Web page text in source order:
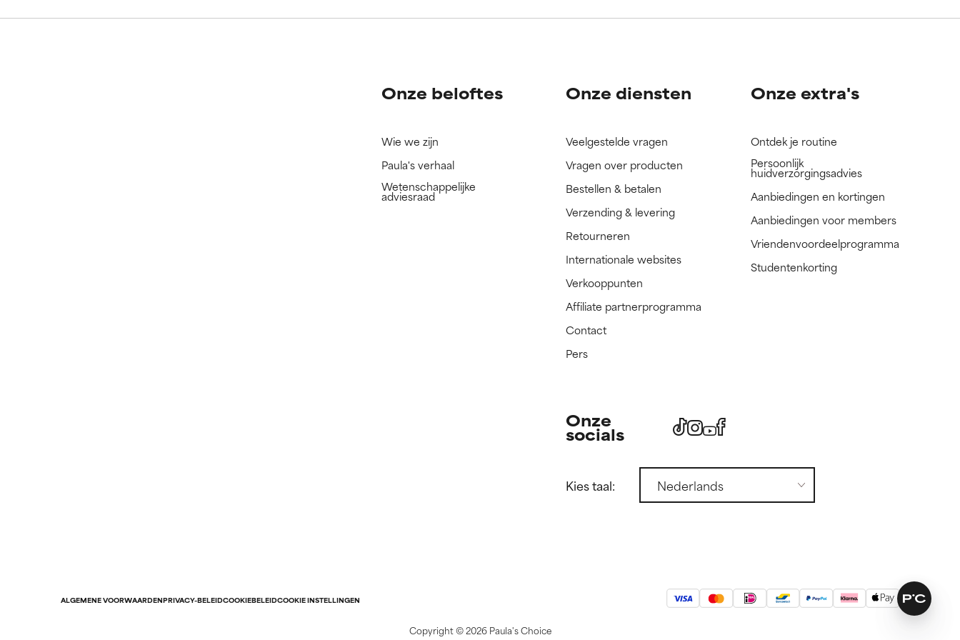
We hebben dit ingrediënt nog niet beoordeeld omdat we het onderzoek ernaar nog niet
We hebben dit ingrediënt nog niet beoordeeld omdat we het onderzoek ernaar nog niet
Onze beloftes
Wie we zijn
Paula's verhaal
Wetenschappelijke
adviesraad
Onze diensten
Veelgestelde vragen
Vragen over producten
Bestellen & betalen
Verzending & levering
Retourneren
Internationale websites
Verkooppunten
Affiliate partnerprogramma
Contact
Pers
Onze extra's
Ontdek je routine
Persoonlijk
huidverzorgingsadvies
Aanbiedingen en kortingen
Aanbiedingen voor members
Vriendenvoordeelprogramma
Studentenkorting
Onze
socials
Kies taal:
ALGEMENE VOORWAARDENPRIVACY-BELEIDCOOKIEBELEIDCOOKIE INSTELLINGEN
Copyright ©2026 Paula's Choice